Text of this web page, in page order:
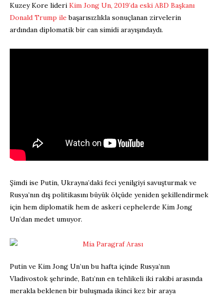
Kuzey Kore lideri Kim Jong Un, 2019’da eski ABD Başkanı
Donald Trump ile başarısızlıkla sonuçlanan zirvelerin
ardından diplomatik bir can simidi arayışındaydı.
Şimdi ise Putin, Ukrayna’daki feci yenilgiyi savuşturmak ve
Rusya’nın dış politikasını büyük ölçüde yeniden şekillendirmek
için hem diplomatik hem de askeri cephelerde Kim Jong
Un’dan medet umuyor.
Putin ve Kim Jong Un’un bu hafta içinde Rusya’nın
Vladivostok şehrinde, Batı’nın en tehlikeli iki rakibi arasında
merakla beklenen bir buluşmada ikinci kez bir araya